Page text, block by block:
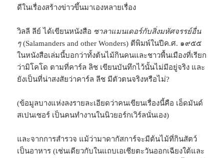
ดีในเรื่องสร้างข่าวขึ้นมาเองหลายเรื่อง
วิลลี ลีย์ ได้เขียนหนังสือ ซาลาแมนเดอร์กับสิ่งมหัศจรรย์อื่น
ๆ(Salamanders and other Wonders) ตีพิมพ์ในปีค.ศ. ๑๙๕๕
ในหนังสือเล่มนี้บอกว่าทั้งต้นไม้กินคนและชาวพื้นเมืองที่เรียก
ว่ามิโคโด ตามที่คาร์ล ลิช เขียนบันทึกไว้นั้นไม่มีอยู่จริง และ
ยังเป็นที่น่าสงสัยว่าคาร์ล ลีช มีตัวตนจริงหรือไม่?
(ข้อมูลบางแห่งลงรายละเอียดว่าคนเขียนเรื่องนี้คือ เอ็ดมันด์
สเปนเซอร์ เป็นคนทำงานในนิวยอร์กเวิร์ลนั่นเอง)
และจากการสำรวจ แม้ว่ามาดากัสการ์จะมีต้นไม้ที่กินสัตว์
เป็นอาหาร (เช่นเดียวกับในแถบเอเชียตะวันออกเฉียงใต้และ